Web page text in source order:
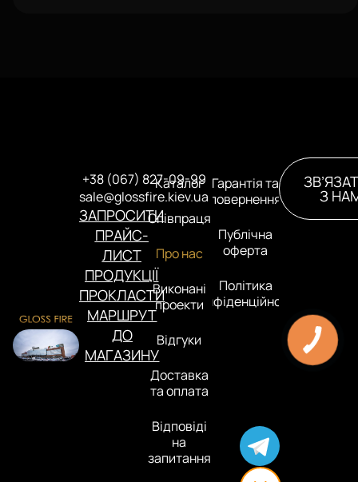
+38 (067) 827-09-99
sale@glossfire.kiev.ua
ЗАПРОСИТИ
ПРАЙС-
ЛИСТ
ПРОДУКЦІЇ
ПРОКЛАСТИ
МАРШРУТ
ДО
МАГАЗИНУ
Каталог
Співпраця
Про нас
Виконані
проекти
Відгуки
Доставка
та оплата
Відповіді
на
запитання
Гарантія та
повернення
Публічна
оферта
Політика
конфіденційності
З